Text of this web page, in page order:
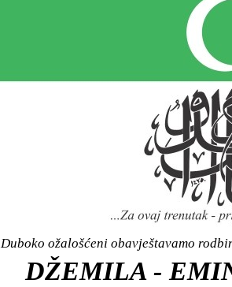
Duboko ožalošćeni obavještavamo
DŽEMILA -